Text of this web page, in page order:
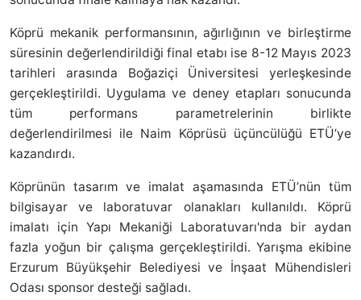
Köprü mekanik performansının, ağırlığının ve birleştirme
süresinin değerlendirildiği final etabı ise 8-12 Mayıs 2023
tarihleri arasında Boğaziçi Üniversitesi yerleşkesinde
gerçekleştirildi. Uygulama ve deney etapları sonucunda
tüm performans parametrelerinin birlikte
değerlendirilmesi ile Naim Köprüsü üçüncülüğü ETÜ’ye
kazandırdı.
Köprünün tasarım ve imalat aşamasında ETÜ’nün tüm
bilgisayar ve laboratuvar olanakları kullanıldı. Köprü
imalatı için Yapı Mekaniği Laboratuvarı'nda bir aydan
fazla yoğun bir çalışma gerçekleştirildi. Yarışma ekibine
Erzurum Büyükşehir Belediyesi ve İnşaat Mühendisleri
Odası sponsor desteği sağladı.